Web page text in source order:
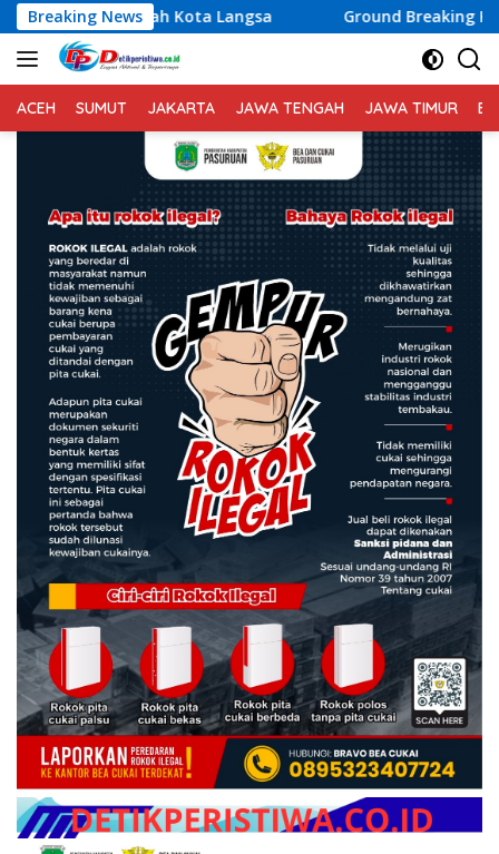
Langsung
ke
konten
Breaking News
Wilayah Kota Langsa Ground Breaking Kantor
ACEH SUMUT JAKARTA JAWA TENGAH JAWA TIMUR